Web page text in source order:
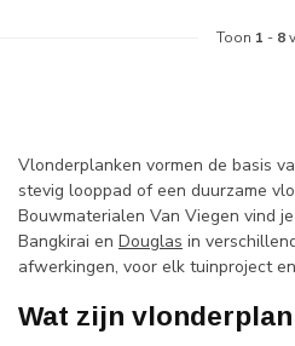
Toon 1 - 8
Vlonderplanken vormen de basis
stevig looppad of een duurzame
Bouwmaterialen Van Viegen vind
Bangkirai en Douglas in
afwerkingen, voor elk tuinproject
Wat zijn